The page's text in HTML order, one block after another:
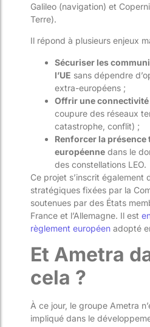
Galileo (navigation) et
Terre).
Il répond à plusieurs enjeux
Sécuriser les
l’UE sans dépendre
extra-européens ;
Offrir une
coupure des réseaux
catastrophe, conflit) ;
Renforcer la
européenne dans le
des constellations LEO.
Ce projet s’inscrit également
stratégiques fixées par la
soutenues par des États
France et l’Allemagne. Il est
règlement européen adopté
Et Ametra
cela ?
À ce jour, le groupe Ametra
impliqué dans le